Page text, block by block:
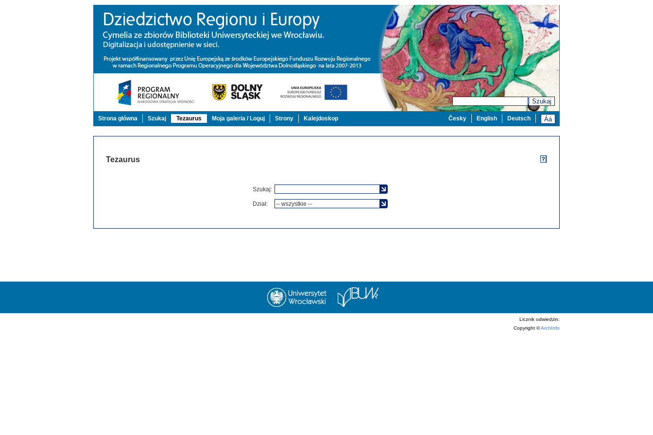
Szukaj
Strona główna Szukaj Tezaurus Moja galeria / Loguj Strony Kalejdoskop Deutsch
English
Česky
Tezaurus
Szukaj:
Dział:
Licznik odwiedzin:
Copyright ©ArchInfo